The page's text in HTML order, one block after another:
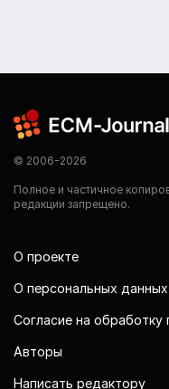
© 2006-2026
Полное и частичное
редакции запрещено.
О проекте
О персональных данных
Согласие на
Авторы
Написать редактору